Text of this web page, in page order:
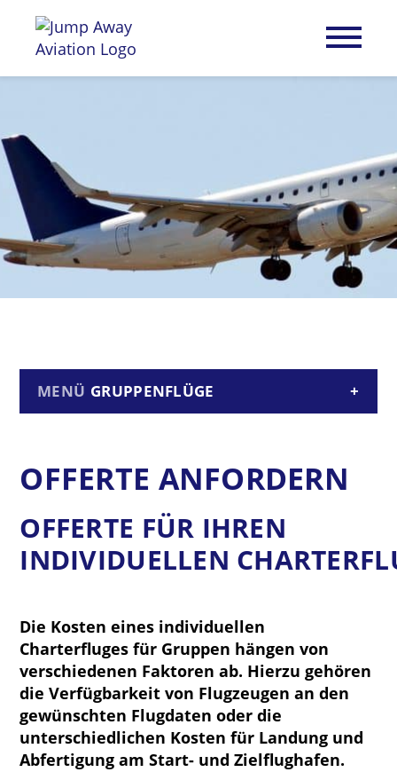
GRUPPENFLÜGE
OFFERTE ANFORDERN
OFFERTE FÜR IHREN
INDIVIDUELLEN
Die Kosten eines individuellen
Charterfluges für Gruppen hängen von
verschiedenen Faktoren ab. Hierzu gehören
die Verfügbarkeit von Flugzeugen an den
gewünschten Flugdaten oder die
unterschiedlichen Kosten für Landung und
Abfertigung am Start- und Zielflughafen.